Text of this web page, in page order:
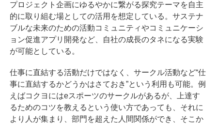
プロジェクト企画にゆるやかに繋がる探究テーマを自主
的に取り組む場としての活用を想定している。サステナ
ブルな未来のための活動コミュニティやコミュニケーシ
ョン促進アプリ開発など、自社の成長のタネになる実験
が可能としている。
仕事に直結する活動だけではなく、サークル活動など“仕
事に直結するかどうかはさておき”という利用も可能。例
えばコクヨにはeスポーツのサークルがあるが、上達す
るためのコツを教えるという使い方であっても、それに
より人が集まり、部門を超えた人間関係ができ、そこか